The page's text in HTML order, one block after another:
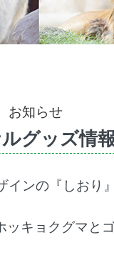
お知らせ
グッズ情
インの『しおり
ッキョクグマと